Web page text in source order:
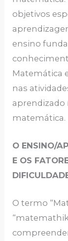
objetivos
ensino
Matemática
nas
aprendizado
matemática.
O ENSINO/
E OS
O termo